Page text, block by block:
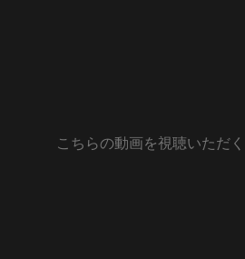
こちらの動画を視聴いただ